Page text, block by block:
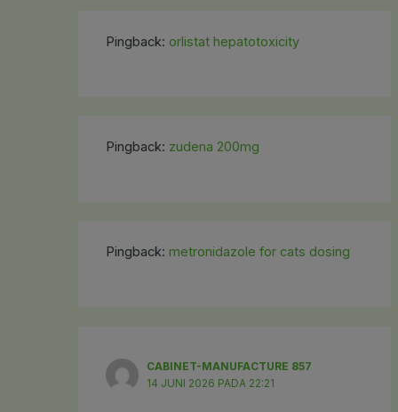
Pingback: orlistat hepatotoxicity
Pingback: zudena 200mg
Pingback:metronidazole for cats dosing
CABINET-MANUFACTURE 857
14 JUNI 2026 PADA 22:21